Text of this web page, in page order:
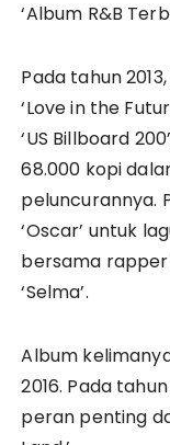
‘Album R&B
Pada tahun
‘Love in the
‘US Billboard
68.000 kopi
peluncurannya.
‘Oscar’ untuk
bersama rapper
‘Selma’.
Album
2016. Pada
peran penting